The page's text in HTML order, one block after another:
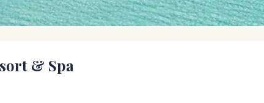
& Spa